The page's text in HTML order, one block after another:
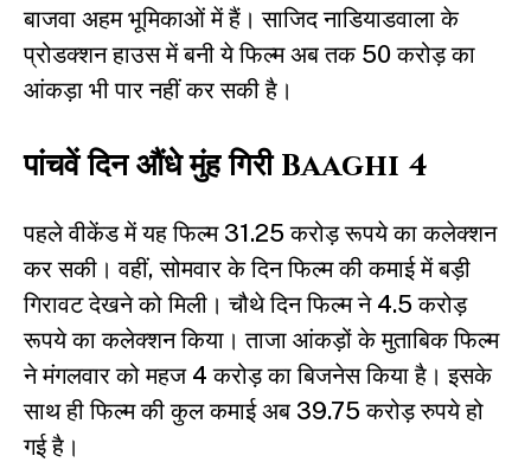
बाजवा अहम भूमिकाओं में हैं। साजिद नाडियाडवाला के
प्रोडक्शन हाउस में बनी ये फिल्म अब तक 50 करोड़ का
आंकड़ा भी पार नहीं कर सकी है।
पांचवें दिन औंधे मुंह गिरी Baaghi 4
पहले वीकेंड में यह फिल्म 31.25 करोड़ रूपये का कलेक्शन
कर सकी। वहीं, सोमवार के दिन फिल्म की कमाई में बड़ी
गिरावट देखने को मिली। चौथे दिन फिल्म ने 4.5 करोड़
रूपये का कलेक्शन किया। ताजा आंकड़ों के मुताबिक फिल्म
ने मंगलवार को महज 4 करोड़ का बिजनेस किया है। इसके
साथ ही फिल्म की कुल कमाई अब 39.75 करोड़ रुपये हो
गई है।